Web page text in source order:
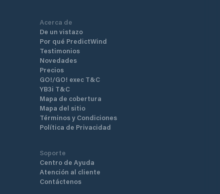
Acerca de
De un vistazo
Por qué PredictWind
Testimonios
Novedades
Precios
GO!/GO! exec T&C
YB3i T&C
Mapa de cobertura
Mapa del sitio
Términos y Condiciones
Política de Privacidad
Soporte
Centro de Ayuda
Atención al cliente
Contáctenos